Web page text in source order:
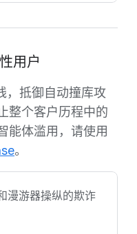
用户
，抵御自动撞库攻
整个客户历程中的
能体滥用，请使用
。
漫游器操纵的欺诈